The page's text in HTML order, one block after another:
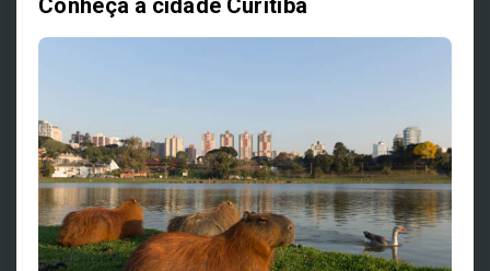
Conheça a cidade Curitiba